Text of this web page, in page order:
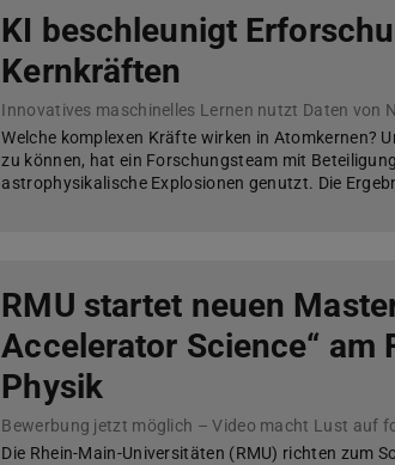
KI beschleunigt
Kernkräften
Innovatives maschinelles Lernen nutzt Daten von
Welche komplexen Kräfte wirken in Atomkernen?
zu können, hat ein Forschungsteam mit
astrophysikalische Explosionen genutzt. Die
RMU startet neuen
Accelerator Science“ am
Physik
Die Rhein-Main-Universitäten (RMU) richten zum